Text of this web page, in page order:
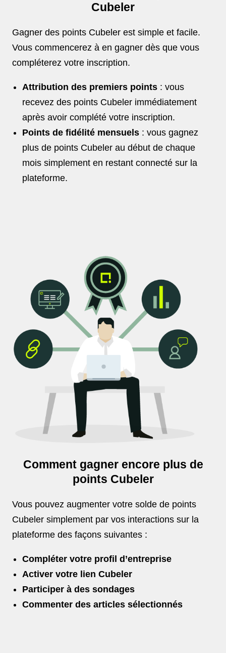
Cubeler
Gagner des points Cubeler est simple et facile.
Vous commencerez à en gagner dès que vous
compléterez votre inscription.
Attribution des premiers points: vous
recevez des points Cubeler immédiatement
après avoir complété votre inscription.
Points de fidélité mensuels: vous gagnez
plus de points Cubeler au début de chaque
mois simplement en restant connecté sur la
plateforme.
Comment gagner encore plus de
points Cubeler
Vous pouvez augmenter votre solde de points
Cubeler simplement par vos interactions sur la
plateforme des façons suivantes :
Compléter votre profil d’entreprise
Activer votre lien Cubeler
Participer à des sondages
Commenter des articles sélectionnés